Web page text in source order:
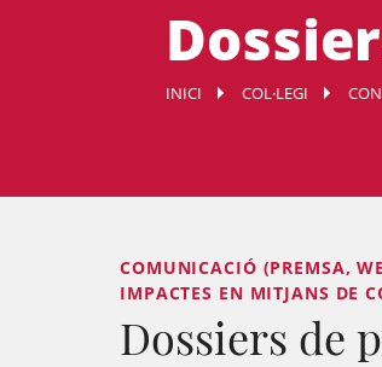
INICI COL·LEGI
COMUNICACIÓ (PREMSA,
IMPACTES EN MITJANS DE
Dossiers de